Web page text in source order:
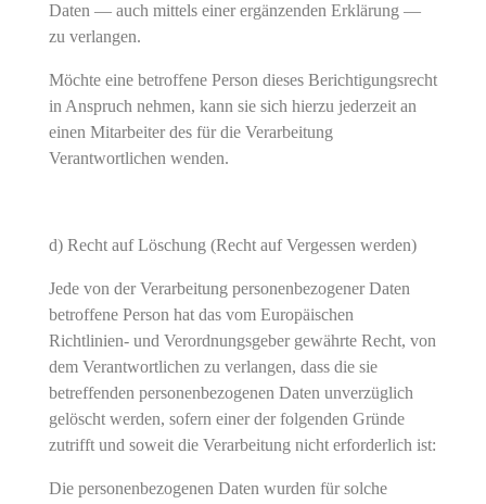
Daten — auch mittels einer ergänzenden Erklärung —
zu verlangen.
Möchte eine betroffene Person dieses Berichtigungsrecht
in Anspruch nehmen, kann sie sich hierzu jederzeit an
einen Mitarbeiter des für die Verarbeitung
Verantwortlichen wenden.
d) Recht auf Löschung (Recht auf Vergessen werden)
Jede von der Verarbeitung personenbezogener Daten
betroffene Person hat das vom Europäischen
Richtlinien- und Verordnungsgeber gewährte Recht, von
dem Verantwortlichen zu verlangen, dass die sie
betreffenden personenbezogenen Daten unverzüglich
gelöscht werden, sofern einer der folgenden Gründe
zutrifft und soweit die Verarbeitung nicht erforderlich ist:
Die personenbezogenen Daten wurden für solche